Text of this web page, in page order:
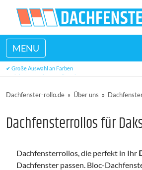
MENU
✔ Hervorragender Kundendienst
✔ Große Auswahl an Farben
✔ viele Maße ab Lager lieferbar
Dachfenster-rollo.de » Über uns »
Dachfensterrollos für
Dachfensterrollos, die perfekt in Ihr
Dachfenster passen. Bloc-